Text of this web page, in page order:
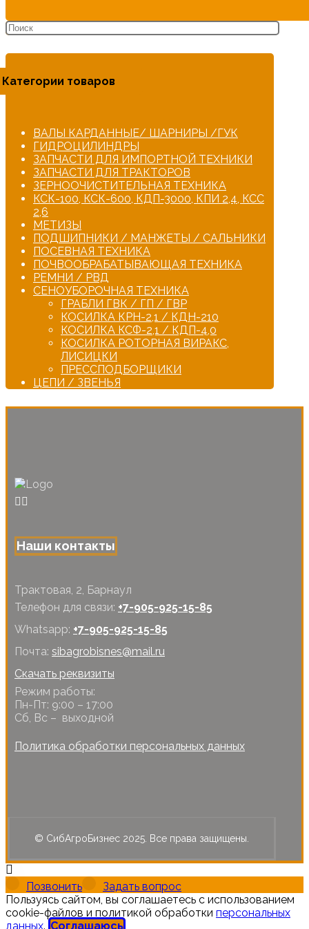
Категории товаров
ВАЛЫ КАРДАННЫЕ/ ШАРНИРЫ /ГУК
ГИДРОЦИЛИНДРЫ
ЗАПЧАСТИ ДЛЯ ИМПОРТНОЙ ТЕХНИКИ
ЗАПЧАСТИ ДЛЯ ТРАКТОРОВ
ЗЕРНООЧИСТИТЕЛЬНАЯ ТЕХНИКА
КСК-100, КСК-600, КДП-3000, КПИ 2,4, КСС
2,6
МЕТИЗЫ
ПОДШИПНИКИ / МАНЖЕТЫ / САЛЬНИКИ
ПОСЕВНАЯ ТЕХНИКА
ПОЧВООБРАБАТЫВАЮЩАЯ ТЕХНИКА
РЕМНИ / РВД
СЕНОУБОРОЧНАЯ ТЕХНИКА
ГРАБЛИ ГВК / ГП / ГВР
КОСИЛКА КРН-2,1 / КДН-210
КОСИЛКА КСФ-2,1 / КДП-4,0
КОСИЛКА РОТОРНАЯ ВИРАКС,
ЛИСИЦКИ
ПРЕССПОДБОРЩИКИ
ЦЕПИ / ЗВЕНЬЯ
Наши контакты
Трактовая, 2, Барнаул
Телефон для связи: +7-905-925-15-85
Whatsapp: +7-905-925-15-85
Почта: sibagrobisnes@mail.ru
Скачать реквизиты
Режим работы:
Пн-Пт: 9:00 – 17:00
Сб, Вс – выходной
Политика обработки персональных данных
© СибАгроБизнес 2025. Все права защищены.
Позвонить
Задать вопрос
Пользуясь сайтом, вы соглашаетесь с использованием
cookie-файлов и политикой обработки персональных
данных. Соглашаюсь